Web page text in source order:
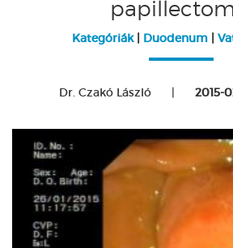
Kategóriák| Duodenum
Dr. Czakó László | 2015-